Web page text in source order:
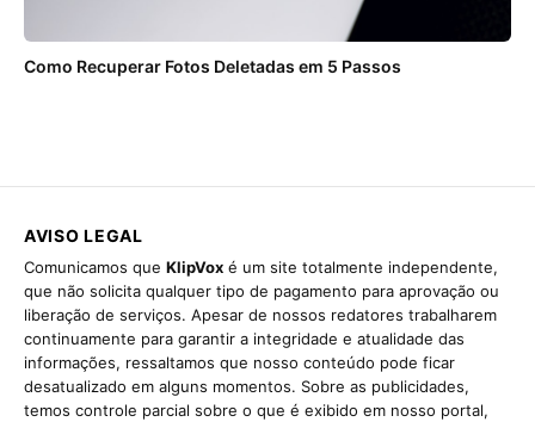
Como Recuperar Fotos Deletadas em 5 Passos
AVISO LEGAL
Comunicamos que KlipVox é um site totalmente independente,
que não solicita qualquer tipo de pagamento para aprovação ou
liberação de serviços. Apesar de nossos redatores trabalharem
continuamente para garantir a integridade e atualidade das
informações, ressaltamos que nosso conteúdo pode ficar
desatualizado em alguns momentos. Sobre as publicidades,
temos controle parcial sobre o que é exibido em nosso portal,